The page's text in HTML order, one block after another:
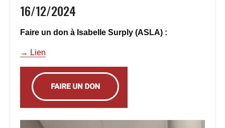
16/12/2024
Faire un don à Isabelle Surply (ASLA) :
→ Lien